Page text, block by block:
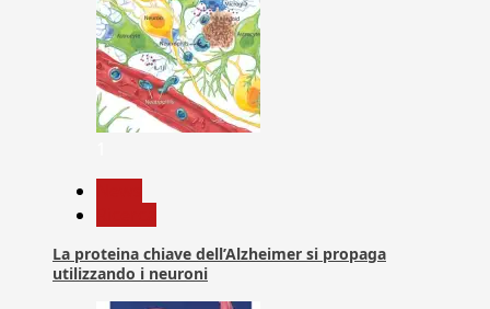
La proteina chiave dell’Alzheimer si propaga
utilizzando i neuroni